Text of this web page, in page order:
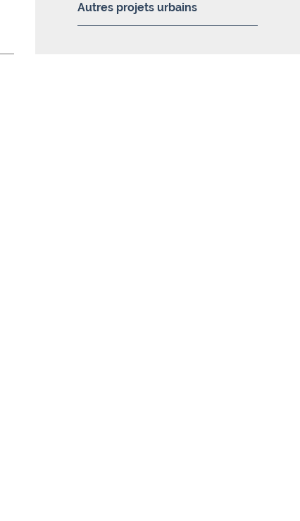
Autres projets urbains